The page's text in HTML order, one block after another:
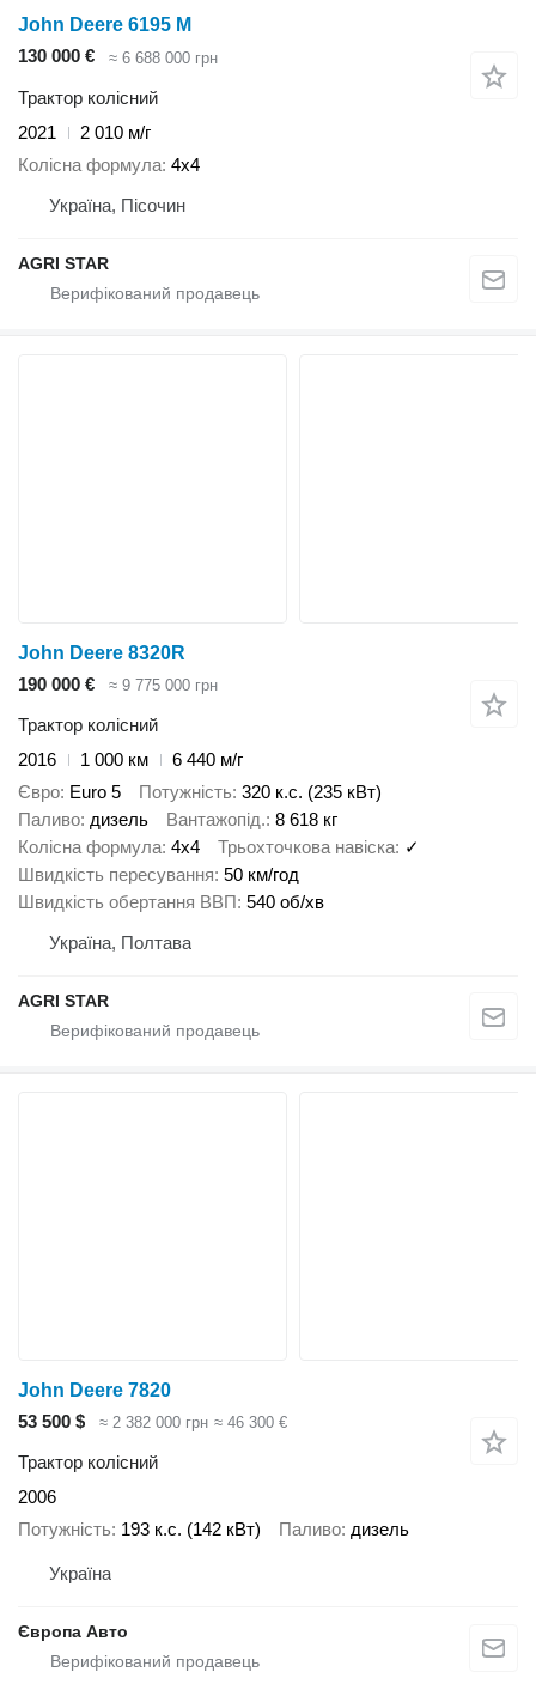
John Deere 6195 M
130 000 €
≈ 6 688 000 грн
Трактор колісний
2021
2 010 м/г
Колісна формула 4x4
Україна, Пісочин
AGRI STAR
John Deere 8320R
190 000 €
≈ 9 775 000 грн
Трактор колісний
2016
1 000 км
6 440 м/г
Євро Euro 5 Потужність 320 к.с. (235 кВт)
Паливо дизель Вантажопід. 8 618 кг
Колісна формула 4x4 Трьохточкова навіска ✓
Швидкість пересування 50 км/год
Швидкість обертання ВВП 540 об/хв
Україна, Полтава
AGRI STAR
John Deere 7820
53 500 $
≈ 2 382 000 грн ≈ 46 300 €
Трактор колісний
2006
Потужність 193 к.с. (142 кВт) Паливо дизель
Україна
Європа Авто